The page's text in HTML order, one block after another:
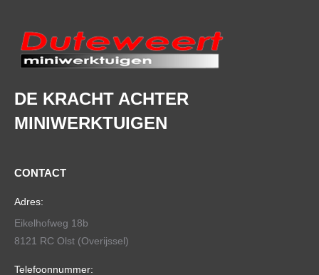
DE KRACHT ACHTER
MINIWERKTUIGEN
CONTACT
Adres:
Eikelhofweg 18b
8121 RC Olst (Overijssel)
Telefoonnummer: